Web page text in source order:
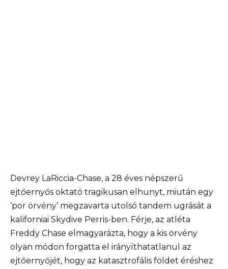
Devrey LaRiccia-Chase, a 28 éves népszerű
ejtőernyős oktató tragikusan elhunyt, miután egy
‘por örvény’ megzavarta utolsó tandem ugrását a
kaliforniai Skydive Perris-ben. Férje, az atléta
Freddy Chase elmagyarázta, hogy a kis örvény
olyan módon forgatta el irányíthatatlanul az
ejtőernyőjét, hogy az katasztrofális földet éréshez